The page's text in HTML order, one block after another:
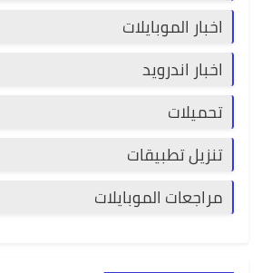
اخبار الموبايلات
اخبار اندرويد
تحميلات
تنزيل تطبيقات
مراجعات الموبايلات